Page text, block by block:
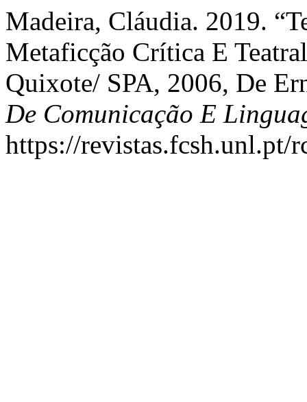
Madeira, Cláudia. 2019.
Metaficção Crítica E
Quixote/ SPA, 2006, De
De Comunicação E
https://revistas.fcsh.unl.pt/